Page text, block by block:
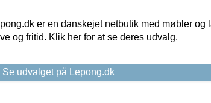
er en danskejet netbutik med møbler og
og fritid. Klik her for at se deres udvalg.
Se udvalget på Lepong.dk